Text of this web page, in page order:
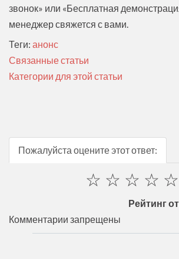
звонок» или «Бесплатная
менеджер свяжется с вами.
Теги: анонс
Связанные статьи
Категории для этой статьи
Пожалуйста оцените этот ответ:
☆
☆
☆
☆
☆
Рейтинг
Комментарии запрещены